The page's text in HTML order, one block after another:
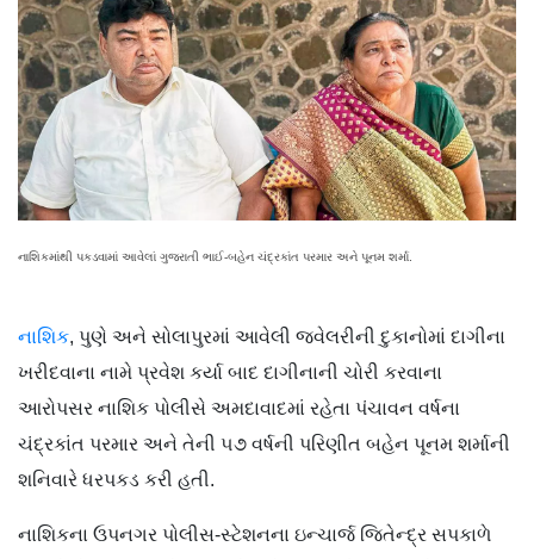
નાશિકમાંથી પકડવામાં આવેલાં ગુજરાતી ભાઈ-બહેન ચંદ્રકાંત પરમાર અને પૂનમ શર્મા.
નાશિક, પુણે અને સોલાપુરમાં આવેલી જ્વેલરીની દુકાનોમાં દાગીના
ખરીદવાના નામે પ્રવેશ કર્યા બાદ દાગીનાની ચોરી કરવાના
આરોપસર નાશિક પોલીસે અમદાવાદમાં રહેતા પંચાવન વર્ષના
ચંદ્રકાંત પરમાર અને તેની ૫૭ વર્ષની પરિણીત બહેન પૂનમ શર્માની
શનિવારે ધરપકડ કરી હતી.
નાશિકના ઉપનગર પોલીસ-સ્ટેશનના ઇન્ચાર્જ જિતેન્દ્ર સપકાળે